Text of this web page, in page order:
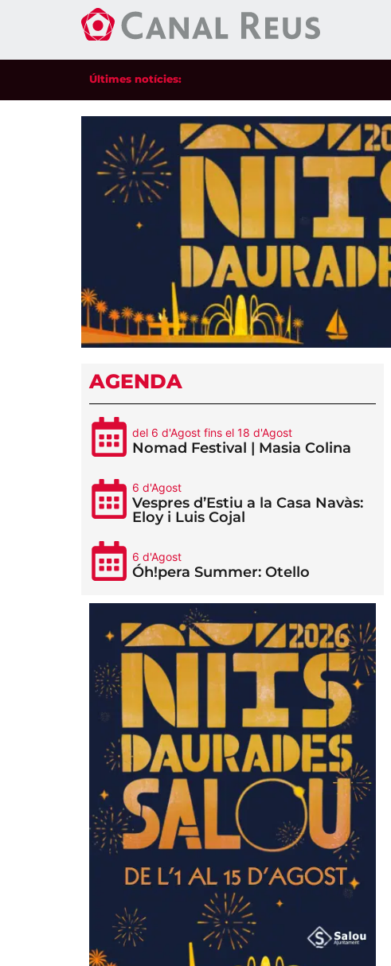
Últimes notícies:
AGENDA
del 6 d'Agost fins el 18 d'Agost
Nomad Festival | Masia Colina
6 d'Agost
Vespres d’Estiu a la Casa Navàs:
Eloy i Luis Cojal
6 d'Agost
Óh!pera Summer: Otello